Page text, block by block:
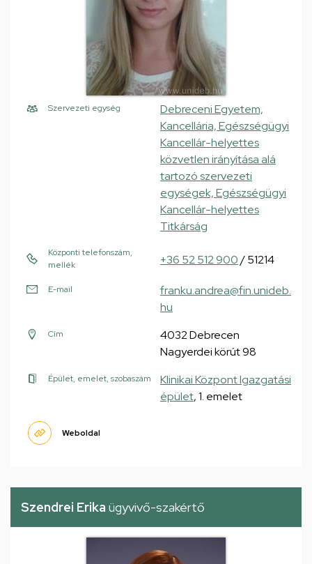
Szervezeti egység
Debreceni Egyetem,
Kancellária, Egészségügyi
Kancellár-helyettes
közvetlen irányítása alá
tartozó szervezeti
egységek, Egészségügyi
Kancellár-helyettes
Titkárság
Központi telefonszám,
mellék
+36 52 512 900/ 51214
E-mail
franku.andrea@fin.unideb.
hu
Cím
4032 Debrecen
Nagyerdei körút 98
Épület, emelet, szobaszám
Klinikai Központ Igazgatási
épület, 1. emelet
Weboldal
Szendrei Erika ügyvivő-szakértő